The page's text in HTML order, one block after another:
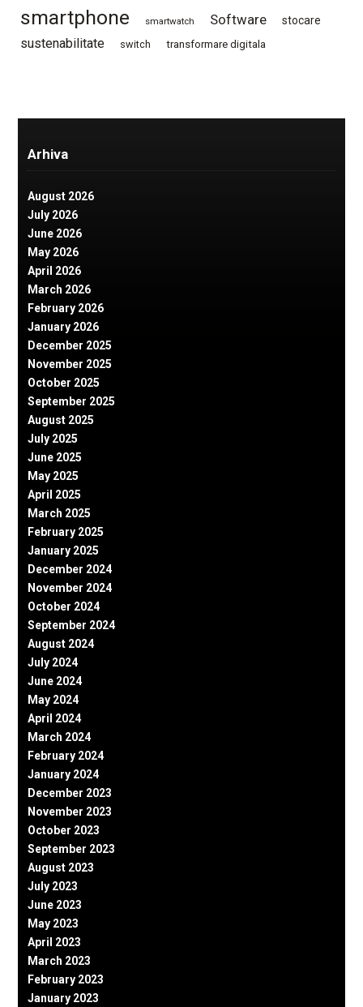
smartphone smartwatch Software stocare
sustenabilitate switch transformare digitala
Arhiva
August 2026
July 2026
June 2026
May 2026
April 2026
March 2026
February 2026
January 2026
December 2025
November 2025
October 2025
September 2025
August 2025
July 2025
June 2025
May 2025
April 2025
March 2025
February 2025
January 2025
December 2024
November 2024
October 2024
September 2024
August 2024
July 2024
June 2024
May 2024
April 2024
March 2024
February 2024
January 2024
December 2023
November 2023
October 2023
September 2023
August 2023
July 2023
June 2023
May 2023
April 2023
March 2023
February 2023
January 2023